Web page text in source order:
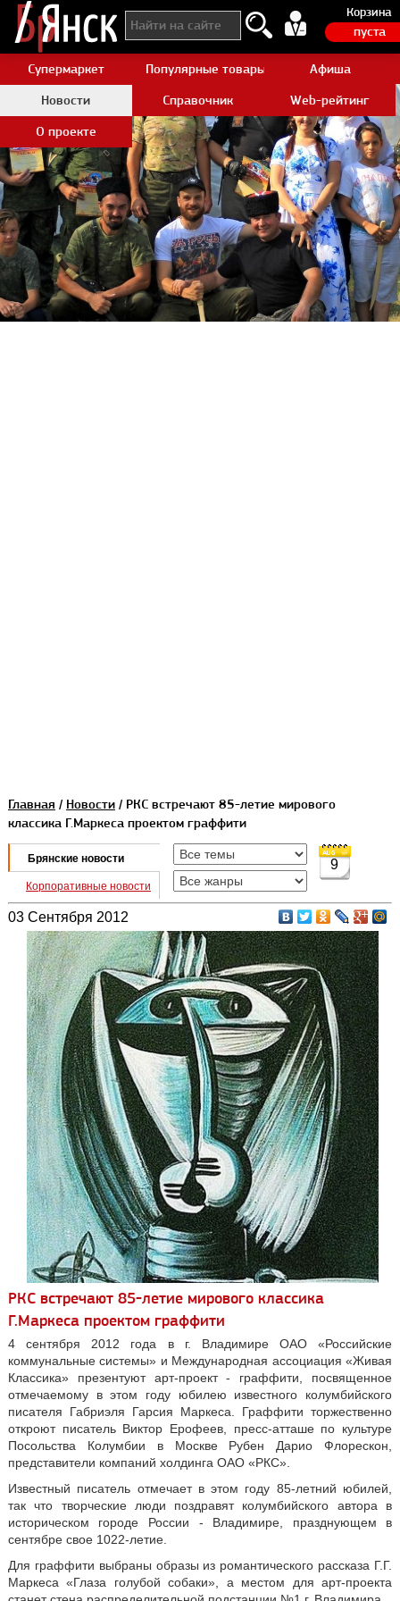
Корзина
пуста
Супермаркет Популярные товары AliexpressАфиша
Новости
Справочник
Web-рейтинг
О проекте
Главная / Новости/ РКС встречают 85-летие мирового
классика Г.Маркеса проектом граффити
Брянские новости
Корпоративные новости
9
03 Сентября 2012
РКС встречают 85-летие мирового классика
Г.Маркеса проектом граффити
4 сентября 2012 года в г. Владимире ОАО «Российские
коммунальные системы» и Международная ассоциация «Живая
Классика» презентуют арт-проект - граффити, посвященное
отмечаемому в этом году юбилею известного колумбийского
писателя Габриэля Гарсия Маркеса. Граффити торжественно
откроют писатель Виктор Ерофеев, пресс-атташе по культуре
Посольства Колумбии в Москве Рубен Дарио Флорескон,
представители компаний холдинга ОАО «РКС».
Известный писатель отмечает в этом году 85-летний юбилей,
так что творческие люди поздравят колумбийского автора в
историческом городе России - Владимире, празднующем в
сентябре свое 1022-летие.
Для граффити выбраны образы из романтического рассказа Г.Г.
Маркеса «Глаза голубой собаки», а местом для арт-проекта